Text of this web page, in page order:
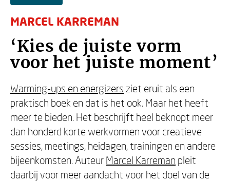
MARCEL KARREMAN
‘Kies de juiste vorm
voor het juiste moment’
Warming-ups en energizers ziet eruit als een
praktisch boek en dat is het ook. Maar het heeft
meer te bieden. Het beschrijft heel beknopt meer
dan honderd korte werkvormen voor creatieve
sessies, meetings, heidagen, trainingen en andere
bijeenkomsten. Auteur Marcel Karreman pleit
daarbij voor meer aandacht voor het doel van de